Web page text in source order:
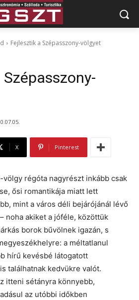
Fejlesztik a Szépasszony-völgyet
X Pinterest
régóta nagyrészt inkább csak
ősi romantikája miatt lett
mint a város déli bejárójánál lévő
noha akiket a jóféle, közöttük
borok bűvölnek igazán, s
a méltatlanul
hírű kevésbé látogatott
találhatnak kedvükre valót.
itteni sétányra könnyebb,
az utóbbi időkben